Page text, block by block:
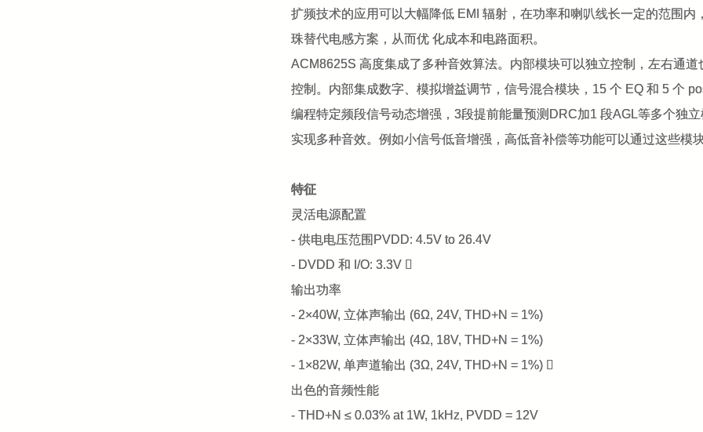
扩频技术的应用可以大幅降低 EMI 辐射，在功率和喇叭线长一定的范围内
珠替代电感方案，从而优 化成本和电路面积。
ACM8625S 高度集成了多种音效算法。内部模块可以独立控制，左右通道
控制。内部集成数字、模拟增益调节，信号混合模块，15 个 EQ 和 5 个
编程特定频段信号动态增强，3段提前能量预测DRC加1 段AGL等多个独
实现多种音效。例如小信号低音增强，高低音补偿等功能可以通过这些模
特征
灵活电源配置
- 供电电压范围 PVDD: 4.5V to 26.4V
- DVDD 和 I/O: 3.3V 
输出功率
- 2×40W, 立体声输出 (6Ω, 24V, THD+N = 1%)
- 2×33W, 立体声输出 (4Ω, 18V, THD+N = 1%)
- 1×82W, 单声道输出 (3Ω, 24V, THD+N = 1%) 
出色的音频性能
- THD+N ≤ 0.03% at 1W, 1kHz, PVDD = 12V